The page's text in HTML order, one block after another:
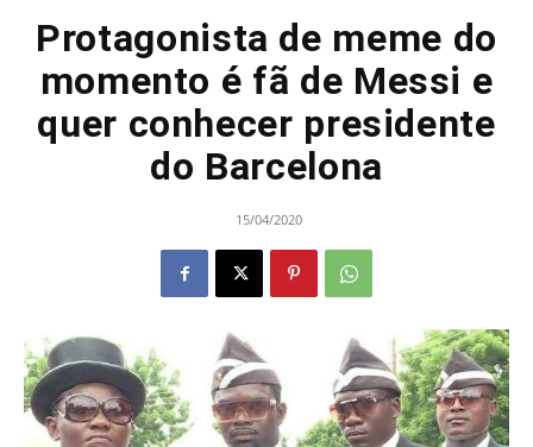
Protagonista de meme do
momento é fã de Messi e
quer conhecer presidente
do Barcelona
15/04/2020